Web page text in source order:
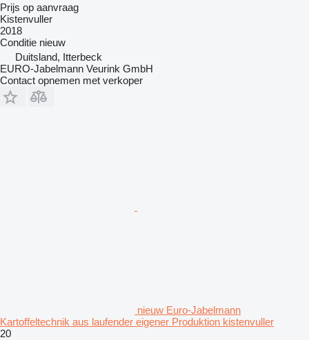
Prijs op aanvraag
Kistenvuller
2018
Conditie nieuw
Duitsland, Itterbeck
EURO-Jabelmann Veurink GmbH
Contact opnemen met verkoper
nieuw Euro-Jabelmann
Kartoffeltechnik aus laufender eigener Produktion kistenvuller
20